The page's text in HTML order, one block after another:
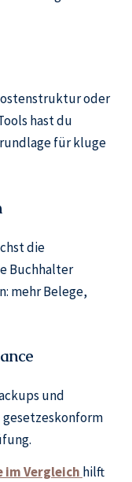
oder
hast du
für kluge
die
Buchhalter
mehr Belege,
und
Vergleich hilft